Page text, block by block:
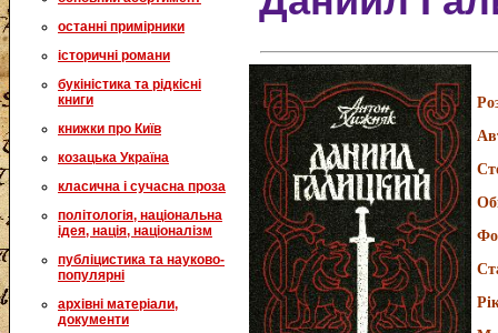
останні примірники
історичні романи
букіністика та рідкісні
книги
книжки про Київ
козацька Україна
класична і сучасна проза
політологія, національна
ідея, нація, націоналізм
публіцистика та науково-
популярні
архівні матеріали,
документи